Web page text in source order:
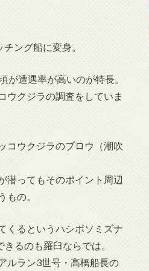
ング船に変身。
遭遇率が高いのが特長。
ウクジラの調査をしていま
コウクジラのブロウ（潮吹
潜ってもそのポイント周辺
の。
くるというハシボソミズナ
るのも羅臼ならでは。
ルラン3世号・高橋船長の